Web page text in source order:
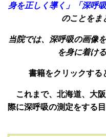
身を正しく導く」
「深呼
のことをま
当院では、深呼吸の画像
を身に着け
書籍をクリックする
これまで、北海道、大
際に深呼吸の測定をする